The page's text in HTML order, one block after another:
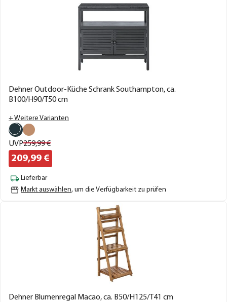
Dehner Outdoor-Küche Schrank Southampton, ca.
B100/H90/T50 cm
+ Weitere Varianten
UVP259,99€
209,99 €
Lieferbar
Markt auswählen, um die Verfügbarkeit zu prüfen
Dehner Blumenregal Macao, ca. B50/H125/T41 cm